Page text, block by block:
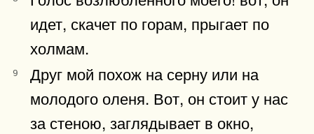
идет, скачет по горам, прыгает по
холмам.
9
Друг мой похож на серну или на
молодого оленя. Вот, он стоит у нас
за стеною, заглядывает в окно,